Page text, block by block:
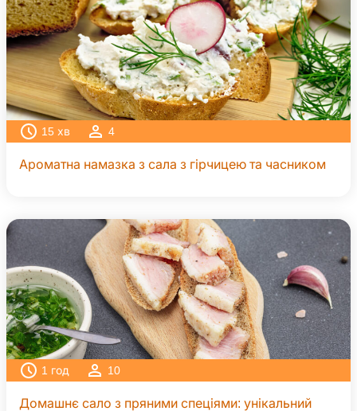
15 хв 4
Ароматна намазка з сала з гірчицею та часником
1 год 10
Домашнє сало з пряними спеціями: унікальний